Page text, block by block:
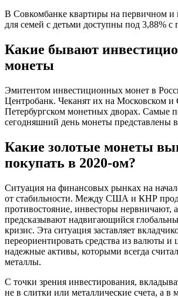
В Совкомбанке квартиры на первичном и
для семей с детьми доступны под 3,88% с
Какие бывают
монеты
Эмитентом инвестиционных монет в
Центробанк. Чеканят их на Московском и
Петербургском монетных дворах. Самые
сегодняшний день монеты представлены
Какие золотые монеты
покупать в 2020-ом?
Ситуация на финансовых рынках на
от стабильности. Между США и КНР
противостояние, инвесторы нервничают,
предсказывают надвигающийся
кризис. Эта ситуация заставляет
переориентировать средства из валюты и
надежные активы, которыми всегда
металлы.
С точки зрения инвестирования,
не в слитки или металлические счета, а в